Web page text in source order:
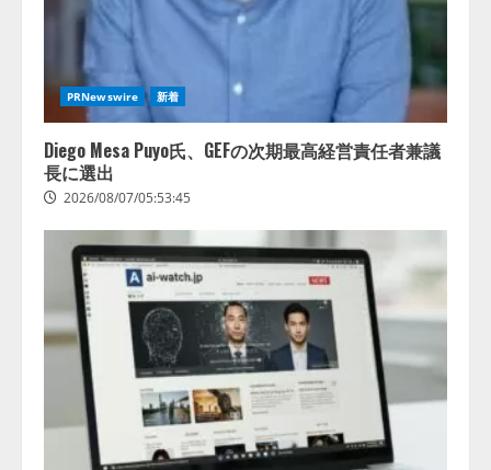
PRNewswire 新着
Diego Mesa Puyo氏、GEFの次期最高経営責任者兼議
長に選出
2026/08/07/05:53:45